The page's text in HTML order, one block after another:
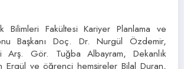
Bilimleri Fakültesi Kariyer Planlama ve
Başkanı Doç. Dr. Nurgül Özdemir,
Arş. Gör. Tuğba Albayram, Dekanlık
Ergül ve öğrenci hemşireler Bilal Duran,